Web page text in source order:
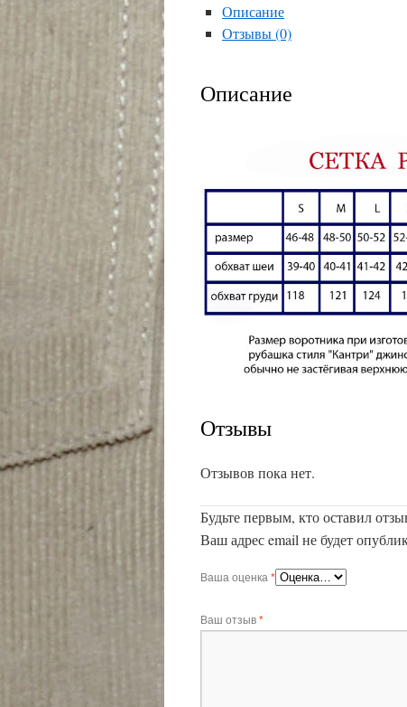
Описание
Отзывы (0)
Описание
Отзывы
Отзывов пока нет.
Будьте первым, кто оставил
Ваш адрес email не будет
Ваша оценка *
Ваш отзыв*